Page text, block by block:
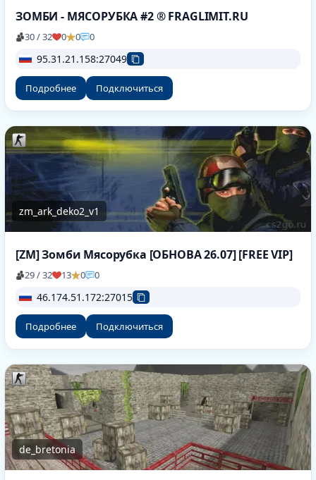
ЗОМБИ - МЯСОРУБКА #2 ® FRAGLIMIT.RU
30 / 32 0 0 0
95.31.21.158:27049
Подробнее Подключиться
zm_ark_deko2_v1
[ZM] Зомби Мясорубка [ОБНОВА 26.07] [FREE VIP]
29 / 32 13 0 0
46.174.51.172:27015
Подробнее Подключиться
de_bretonia